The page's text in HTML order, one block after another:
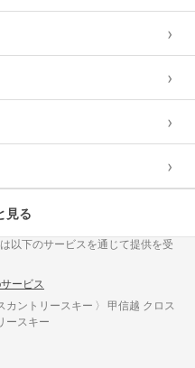
›
›
›
›
見る
以下のサービスを通じて提供を受
ービス
カントリースキー
甲信越 クロス
ースキー